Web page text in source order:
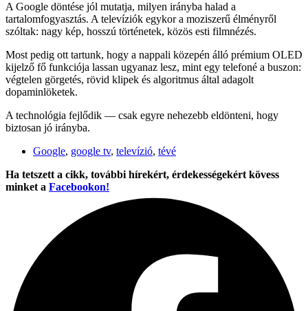
A Google döntése jól mutatja, milyen irányba halad a
tartalomfogyasztás. A televíziók egykor a moziszerű élményről
szóltak: nagy kép, hosszú történetek, közös esti filmnézés.
Most pedig ott tartunk, hogy a nappali közepén álló prémium OLED
kijelző fő funkciója lassan ugyanaz lesz, mint egy telefoné a buszon:
végtelen görgetés, rövid klipek és algoritmus által adagolt
dopaminlöketek.
A technológia fejlődik — csak egyre nehezebb eldönteni, hogy
biztosan jó irányba.
Google, google tv, televízió, tévé
Ha tetszett a cikk, további hírekért, érdekességekért kövess
minket a Facebookon!